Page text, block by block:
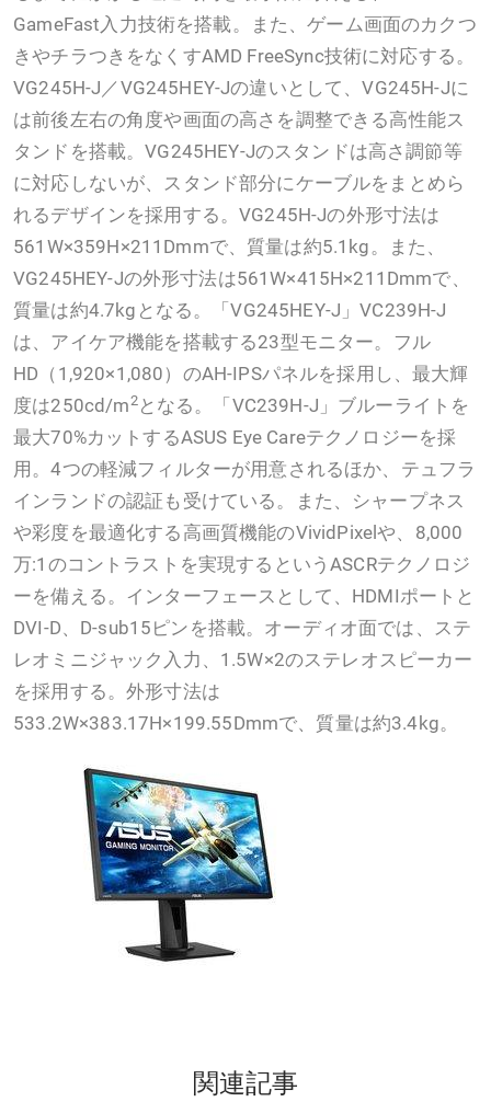
GameFast入力技術を搭載。また、ゲーム画面のカクつ
きやチラつきをなくすAMD FreeSync技術に対応する。
VG245H-J／VG245HEY-Jの違いとして、VG245H-Jに
は前後左右の角度や画面の高さを調整できる高性能ス
タンドを搭載。VG245HEY-Jのスタンドは高さ調節等
に対応しないが、スタンド部分にケーブルをまとめら
れるデザインを採用する。VG245H-Jの外形寸法は
561W×359H×211Dmmで、質量は約5.1kg。また、
VG245HEY-Jの外形寸法は561W×415H×211Dmmで、
質量は約4.7kgとなる。「VG245HEY-J」VC239H-J
は、アイケア機能を搭載する23型モニター。フル
HD（1,920×1,080）のAH-IPSパネルを採用し、最大輝
度は250cd/m2となる。「VC239H-J」ブルーライトを
最大70%カットするASUS Eye Careテクノロジーを採
用。4つの軽減フィルターが用意されるほか、テュフラ
インランドの認証も受けている。また、シャープネス
や彩度を最適化する高画質機能のVividPixelや、8,000
万:1のコントラストを実現するというASCRテクノロジ
ーを備える。インターフェースとして、HDMIポートと
DVI-D、D-sub15ピンを搭載。オーディオ面では、ステ
レオミニジャック入力、1.5W×2のステレオスピーカー
を採用する。外形寸法は
533.2W×383.17H×199.55Dmmで、質量は約3.4kg。
関連記事